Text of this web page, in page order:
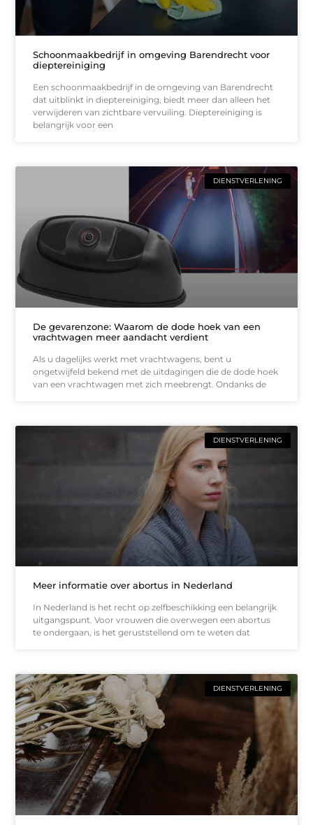
Schoonmaakbedrijf in omgeving Barendrecht voor
dieptereiniging
Een schoonmaakbedrijf in de omgeving van Barendrecht
dat uitblinkt in dieptereiniging, biedt meer dan alleen het
verwijderen van zichtbare vervuiling. Dieptereiniging is
belangrijk voor een
DIENSTVERLENING
De gevarenzone: Waarom de dode hoek van een
vrachtwagen meer aandacht verdient
Als u dagelijks werkt met vrachtwagens, bent u
ongetwijfeld bekend met de uitdagingen die de dode hoek
van een vrachtwagen met zich meebrengt. Ondanks de
DIENSTVERLENING
Meer informatie over abortus in Nederland
In Nederland is het recht op zelfbeschikking een belangrijk
uitgangspunt. Voor vrouwen die overwegen een abortus
te ondergaan, is het geruststellend om te weten dat
DIENSTVERLENING